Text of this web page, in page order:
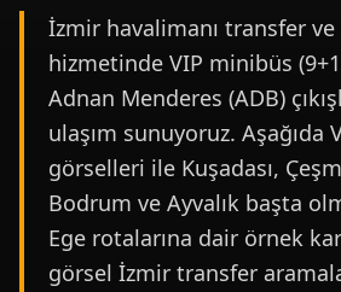
İzmir havalimanı transfer
hizmetinde VIP minibüs
Adnan Menderes (ADB)
ulaşım sunuyoruz. Aşağıda
görselleri ile Kuşadası,
Bodrum ve Ayvalık başta
Ege rotalarına dair örnek
görsel İzmir transfer